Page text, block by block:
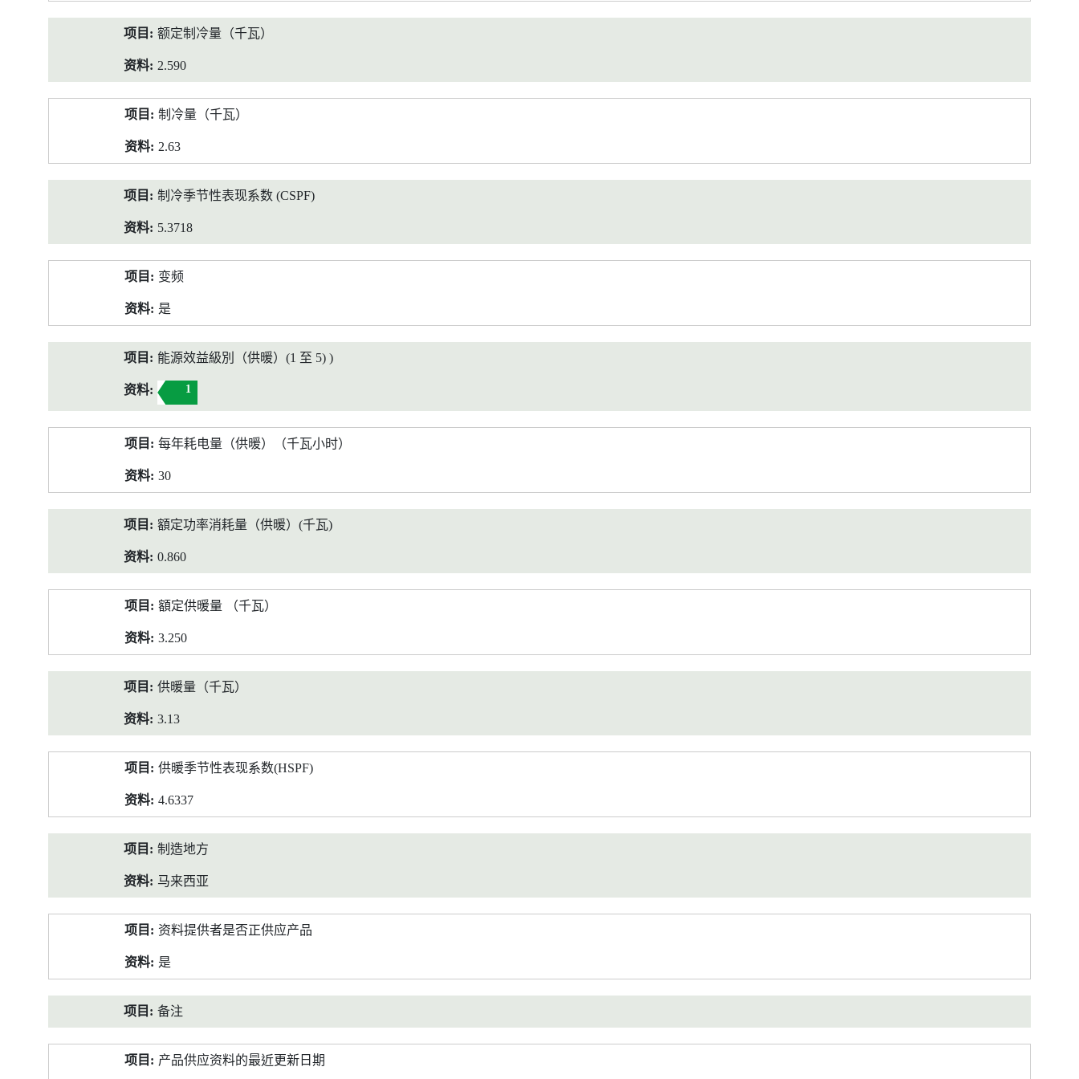
额定制冷量（千瓦）
2.590
制冷量（千瓦）
2.63
制冷季节性表现系数 (CSPF)
5.3718
变频
是
能源效益級別（供暖）(1 至 5) )
1
每年耗电量（供暖）（千瓦小时）
30
額定功率消耗量（供暖）(千瓦)
0.860
額定供暖量 （千瓦）
3.250
供暖量（千瓦）
3.13
供暖季节性表现系数(HSPF)
4.6337
制造地方
马来西亚
资料提供者是否正供应产品
是
备注
产品供应资料的最近更新日期